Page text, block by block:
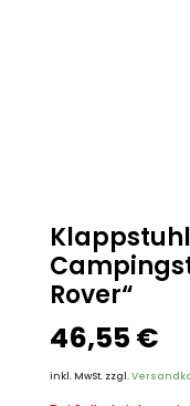
Rover“
46,55 €
inkl. MwSt. zzgl.